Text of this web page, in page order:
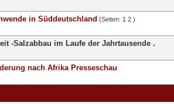
in Süddeutschland (Seiten: 1 2 )
- 0 von 5 durchschnittlich
12345
-Salzabbau im Laufe der Jahrtausende .
1 Bewertung(en) - 4 von 5 durchschnittlich
12 345
nach Afrika Presseschau
- 0 von 5 durchschnittlich
1234 5